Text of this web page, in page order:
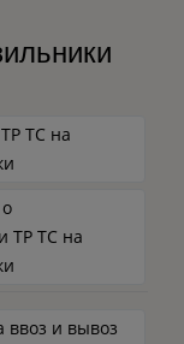
ТС на
ТР ТС на
ввоз и вывоз